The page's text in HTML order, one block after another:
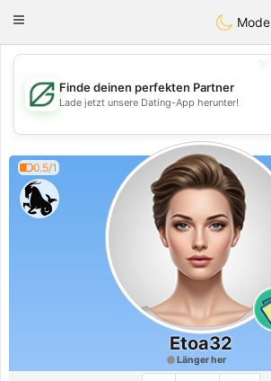
Dating
Toggle
Mode
💖
💕
Finde deinen perfekten Partner
Lade jetzt unsere Dating-App herunter!
0.5/1
Etoa32
Länger her